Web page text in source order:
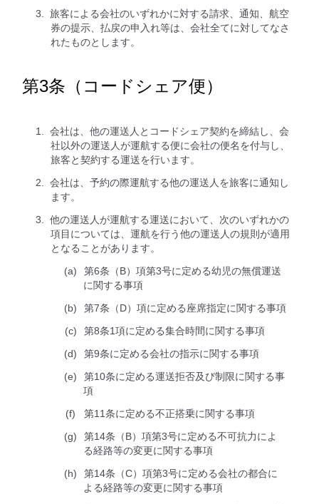
旅客による会社のいずれかに対する請求、通知、航空
券の提示、払戻の申入れ等は、会社全てに対してなさ
れたものとします。
第3条（コードシェア便）
会社は、他の運送人とコードシェア契約を締結し、会
社以外の運送人が運航する便に会社の便名を付与し、
旅客と契約する運送を行います。
会社は、予約の際運航する他の運送人を旅客に通知し
ます。
他の運送人が運航する運送において、次のいずれかの
項目については、運航を行う他の運送人の規則が適用
となることがあります。
第6条（B）項第3号に定める幼児の無償運送
に関する事項
第7条（D）項に定める座席指定に関する事項
第8条1項に定める集合時間に関する事項
第9条に定める会社の指示に関する事項
第10条に定める運送拒否及び制限に関する事
項
第11条に定める不正搭乗に関する事項
第14条（B）項第3号に定める不可抗力によ
る経路等の変更に関する事項
第14条（C）項第3号に定める会社の都合に
よる経路等の変更に関する事項